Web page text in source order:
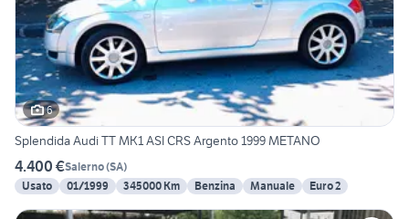
6
Splendida Audi TT MK1 ASI CRS Argento 1999 METANO
4.400 €Salerno(SA)
Usato
01/1999 345000 Km Benzina Manuale Euro 2